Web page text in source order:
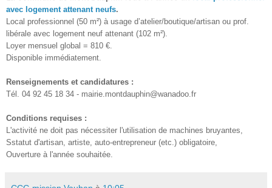
avec logement attenant neufs.
Local professionnel (50 m²) à usage d’atelier/boutique/artisan ou prof.
libérale avec logement neuf attenant (102 m²).
Loyer mensuel global = 810 €.
Disponible immédiatement.
Renseignements et candidatures :
Tél. 04 92 45 18 34 - mairie.montdauphin@wanadoo.fr
Conditions requises :
L'activité ne doit pas nécessiter l'utilisation de machines bruyantes
Sstatut d'artisan, artiste , auto-entrepreneur (etc.) obligatoire,
Ouverture à l'année souhaitée.